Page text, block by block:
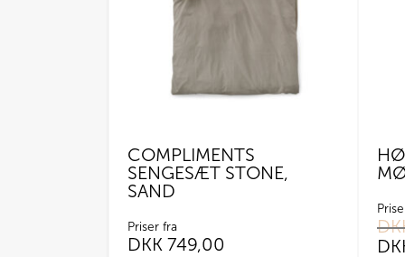
COMPLIMENTS
SENGESÆT STONE,
SAND
Priser fra
DKK 749,00